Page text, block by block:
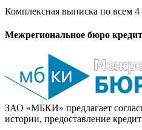
Комплексная выписка по всем
Межрегиональное бюро
ЗАО «МБКИ» предлагает
истории, предоставление